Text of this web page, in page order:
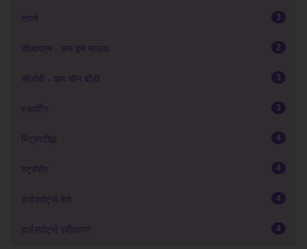
सपर्ण 3
सीआयएम - कम इन माऊथ 2
सीओबी - कम ऑन बॉडी 3
स्क्वर्टिंग 3
स्ट्रिपटीझ 4
स्ट्रॅपॉन 4
हार्डस्पोर्ट्स देणे 4
हार्डस्पोर्ट्स स्वीकारणे 4